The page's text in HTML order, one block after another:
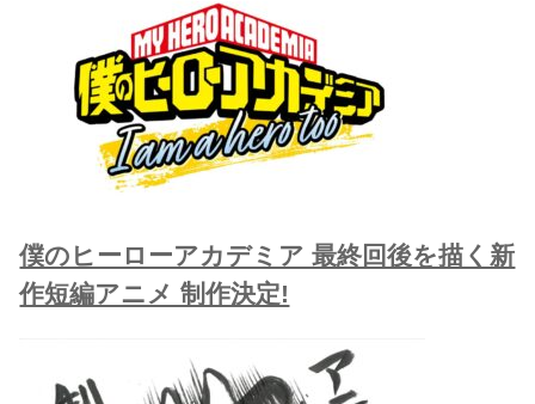
僕のヒーローアカデミア 最終回後を描く新
作短編アニメ 制作決定!